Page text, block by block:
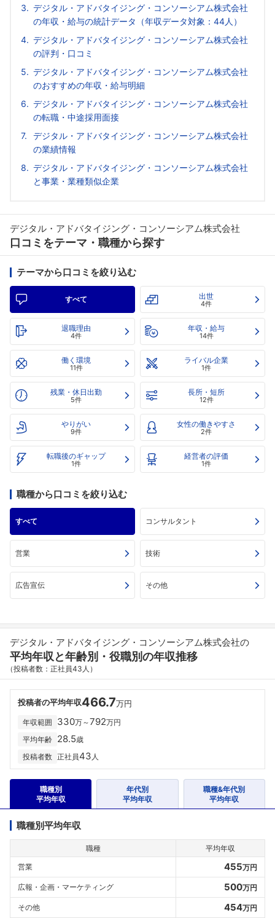
デジタル・アドバタイジング・コンソーシアム株式会社
の年収・給与の統計データ（年収データ対象：44人）
デジタル・アドバタイジング・コンソーシアム株式会社
の評判・口コミ
デジタル・アドバタイジング・コンソーシアム株式会社
のおすすめの年収・給与明細
デジタル・アドバタイジング・コンソーシアム株式会社
の転職・中途採用面接
デジタル・アドバタイジング・コンソーシアム株式会社
の業績情報
デジタル・アドバタイジング・コンソーシアム株式会社
と事業・業種類似企業
デジタル・アドバタイジング・コンソーシアム株式会社
口コミをテーマ・職種から探す
テーマから口コミを絞り込む
すべて 出世
4件
退職理由
4件
年収・給与
14件
働く環境
11件
ライバル企業
1件
残業・休日出勤
5件
長所・短所
12件
やりがい
9件
女性の働きやすさ
2件
転職後のギャップ
1件
経営者の評価
1件
職種から口コミを絞り込む
すべて コンサルタント
営業 技術
広告宣伝 その他
デジタル・アドバタイジング・コンソーシアム株式会社の
平均年収と年齢別・役職別の年収推移
（投稿者数：正社員43人）
投稿者の平均年収466.7万円
年収範囲 330万～792万円
平均年齢 28.5歳
投稿者数 正社員43 人
職種別
平均年収
年代別
平均年収
職種&年代別
平均年収
職種別平均年収
職種
平均年収
営業
455万円
広報・企画・マーケティング 500万円
その他 454万円